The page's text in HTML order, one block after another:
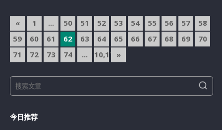
文
章
導
« 1 ... 50 51 52 53 54 55 56 57
58
59
60 61 62 63 64 65 66 67 68 69
70
71
72 73 74 ... 10,174»
e
r
S
e
今日推荐